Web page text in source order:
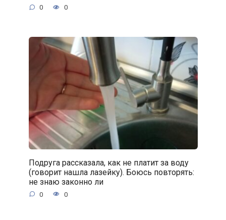
0 0
Подруга рассказала, как не платит за воду
(говорит нашла лазейку). Боюсь повторять:
не знаю законно ли
0 0